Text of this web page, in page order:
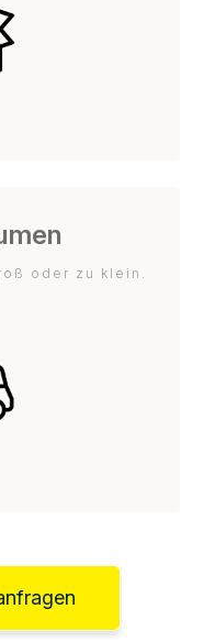
oder zu klein.